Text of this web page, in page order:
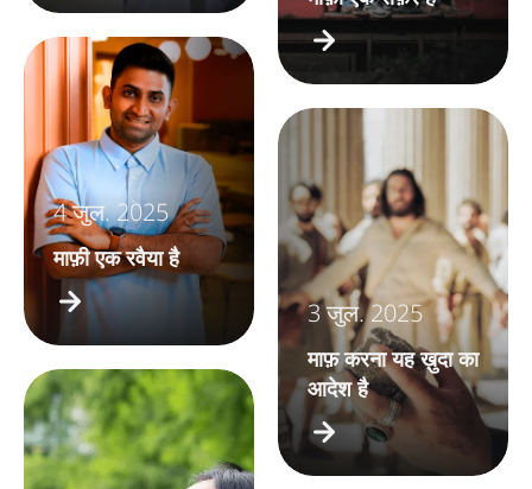
4 जुल. 2025
माफ़ी एक रवैया है
3 जुल. 2025
माफ़ करना यह ख़ुदा का
आदेश है